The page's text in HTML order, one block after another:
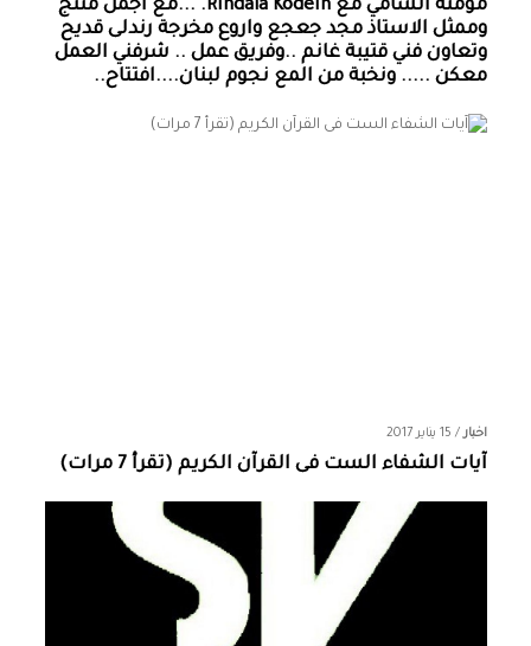
مؤمنة الشامي‏ مع ‏‎Rindala Kodeih‎‏. ...مع اجمل منتج
وممثل الاستاذ مجد جعجع واروع مخرجة رندلى قديح
وتعاون فني قتيبة غانم ..وفريق عمل .. شرفني العمل
معكن ..... ونخبة من المع نجوم لبنان....افتتاح..
اخبار/ 15 يناير 2017
آيات الشفاء الست فى القرآن الكريم (تقرأ 7 مرات)